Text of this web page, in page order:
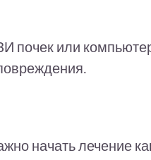
почек или
начать лечение